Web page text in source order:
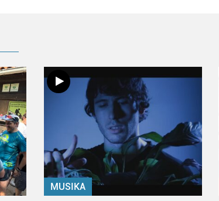
MUSIKA